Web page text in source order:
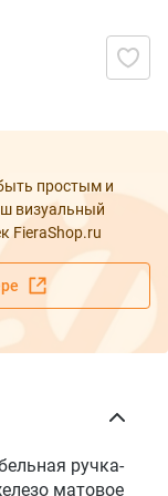
простым и
визуальный
FieraShop.ru
ручка-
матовое